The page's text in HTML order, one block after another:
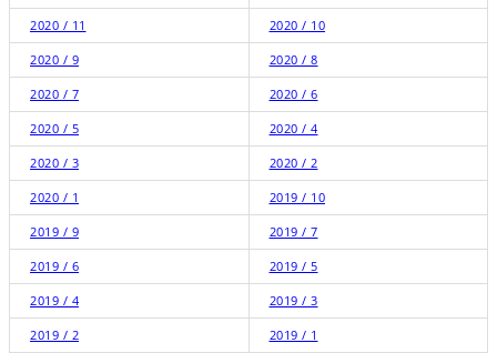
2020 / 11 2020 / 10
2020 / 9 2020 / 8
2020 / 7 2020 / 6
2020 / 5 2020 / 4
2020 / 3 2020 / 2
2020 / 1 2019 / 10
2019 / 9 2019 / 7
2019 / 6 2019 / 5
2019 / 4 2019 / 3
2019 / 2 2019 / 1